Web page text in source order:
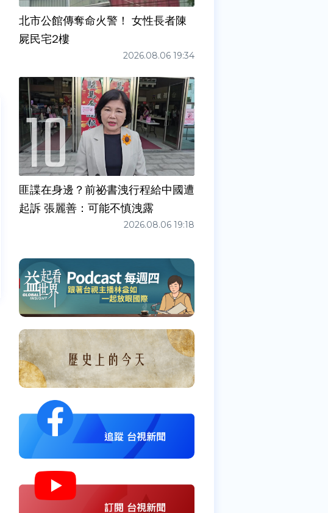
北市公館傳奪命火警！ 女性長者陳
屍民宅2樓
2026.08.06 19:34
匪諜在身邊？前祕書洩行程給中國遭
起訴 張麗善：可能不慎洩露
2026.08.06 19:18